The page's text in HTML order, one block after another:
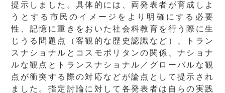
提示しました。具体的には、両発表者が育成しよ
うとする市民のイメージをより明確にする必要
性、記憶に重きをおいた社会科教育を行う際に生
じうる問題点（客観的な歴史認識など）、トラン
スナショナルとコスモポリタンの関係、ナショナ
ルな観点とトランスナショナル／グローバルな観
点が衝突する際の対応などが論点として提示され
ました。指定討論に対して各発表者は自らの実践